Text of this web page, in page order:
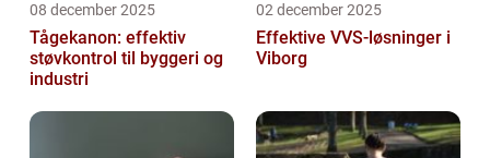
08 december 2025
Tågekanon: effektiv
støvkontrol til byggeri og
industri
02 december 2025
Effektive VVS-løsninger i
Viborg